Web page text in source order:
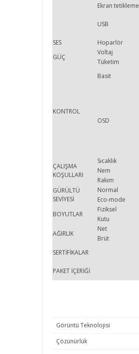
Ekran tetikleme
USB
SES
Hoparlör
GÜÇ
Voltaj
Tüketim
KONTROL
Basit
OSD
ÇALIŞMA
KOŞULLARI
Sıcaklık
Nem
Rakım
GÜRÜLTÜ
SEVİYESİ
Normal
Eco-mode
BOYUTLAR
Fiziksel
Kutu
AĞIRLIK
Net
Brüt
SERTİFİKALAR
PAKET İÇERİĞİ
Görüntü Teknolojisi
Çözünürlük